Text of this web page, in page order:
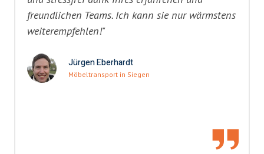
freundlichen Teams. Ich kann sie nur wärmstens
weiterempfehlen!"
Jürgen Eberhardt
Möbeltransport in Siegen